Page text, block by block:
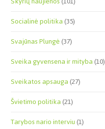
Socialinė politika(35)
Svajūnas Plungė(37)
Sveika gyvensena ir mityba(10)
Sveikatos apsauga(27)
Švietimo politika(21)
Tarybos nario interviu(1)